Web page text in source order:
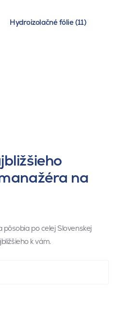
Hydroizolačné fólie (11)
na
po celej Slovenskej
k vám.